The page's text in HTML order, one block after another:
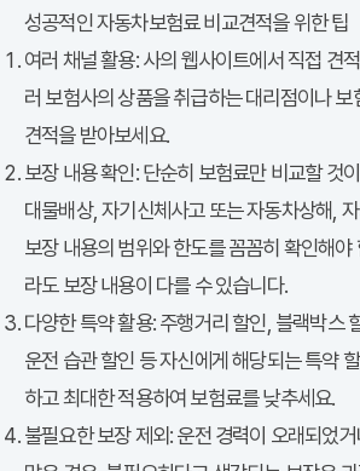
성공적인 자동차보험료 비교견적을 위한 팁
여러 채널 활용:다이렉트 보험
사의 웹사이트에서 직접 견
러 보험사의 상품을 취급하는 대리점이나
견적을 받아보세요.
보장 내용 확인: 단순히 보험료만 비교할 것
대물배상, 자기신체사고 또는 자동차상해,
보장 내용의 범위와 한도를 꼼꼼히 확인해야
라도 보장 내용이 다를 수 있습니다.
다양한 특약 활용: 주행거리 할인, 블랙박스
운전 습관 할인 등 자신에게 해당되는 특약
하고 최대한 적용하여 보험료를 낮추세요.
불필요한 보장 제외: 운전 경력이 오래되었거